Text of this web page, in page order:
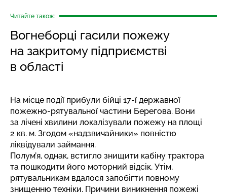
Читайте також:
Вогнеборці гасили пожежу
на закритому підприємстві
в області
На місце події прибули бійці 17-ї державної
пожежно-рятувальної частини Берегова. Вони
за лічені хвилини локалізували пожежу на площі
2 кв. м. Згодом «надзвичайники» повністю
ліквідували займання.
Полум’я, однак, встигло знищити кабіну трактора
та пошкодити його моторний відсік. Утім,
рятувальникам вдалося запобігти повному
знищенню техніки. Причини виникнення пожежі